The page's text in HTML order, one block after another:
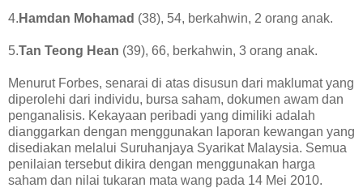
4. Hamdan Mohamad (38), 54, berkahwin, 2 orang anak.
5.Tan Teong Hean (39), 66, berkahwin, 3 orang anak.
Menurut Forbes, senarai di atas disusun dari maklumat yang
diperolehi dari individu, bursa saham, dokumen awam dan
penganalisis. Kekayaan peribadi yang dimiliki adalah
dianggarkan dengan menggunakan laporan kewangan yang
disediakan melalui Suruhanjaya Syarikat Malaysia. Semua
penilaian tersebut dikira dengan menggunakan harga
saham dan nilai tukaran mata wang pada 14 Mei 2010.